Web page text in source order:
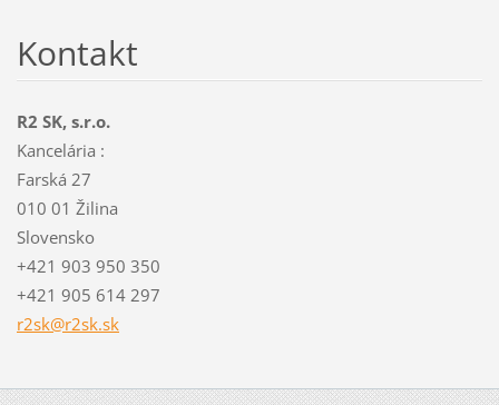
Kontakt
R2 SK, s.r.o.
Kancelária :
Farská 27
010 01 Žilina
Slovensko
+421 903 950 350
+421 905 614 297
r2sk@r2sk.sk